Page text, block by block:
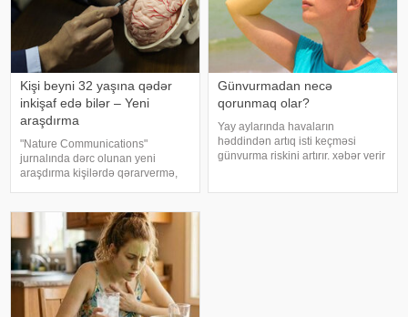
Kişi beyni 32 yaşına qədər
inkişaf edə bilər – Yeni
araşdırma
"Nature Communications"
jurnalında dərc olunan yeni
araşdırma kişilərdə qərarvermə,
olan beyin nahiyələrinin orta
hesabla 32 yaşına qədər inkişa
Günvurmadan necə
qorunmaq olar?
Yay aylarında havaların
həddindən artıq isti keçməsi
günvurma riskini artırır. xəbər verir